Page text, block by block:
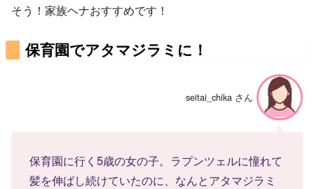
そう！家族ヘナおすすめです！
保育園でアタマジラミに！
seitai_chika さん
保育園に行く5歳の女の子。ラプンツェルに憧れて
髪を伸ばし続けていたのに、なんとアタマジラミ